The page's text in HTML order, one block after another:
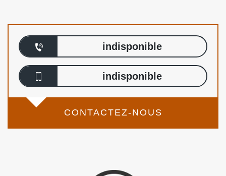
indisponible
indisponible
CONTACTEZ-NOUS